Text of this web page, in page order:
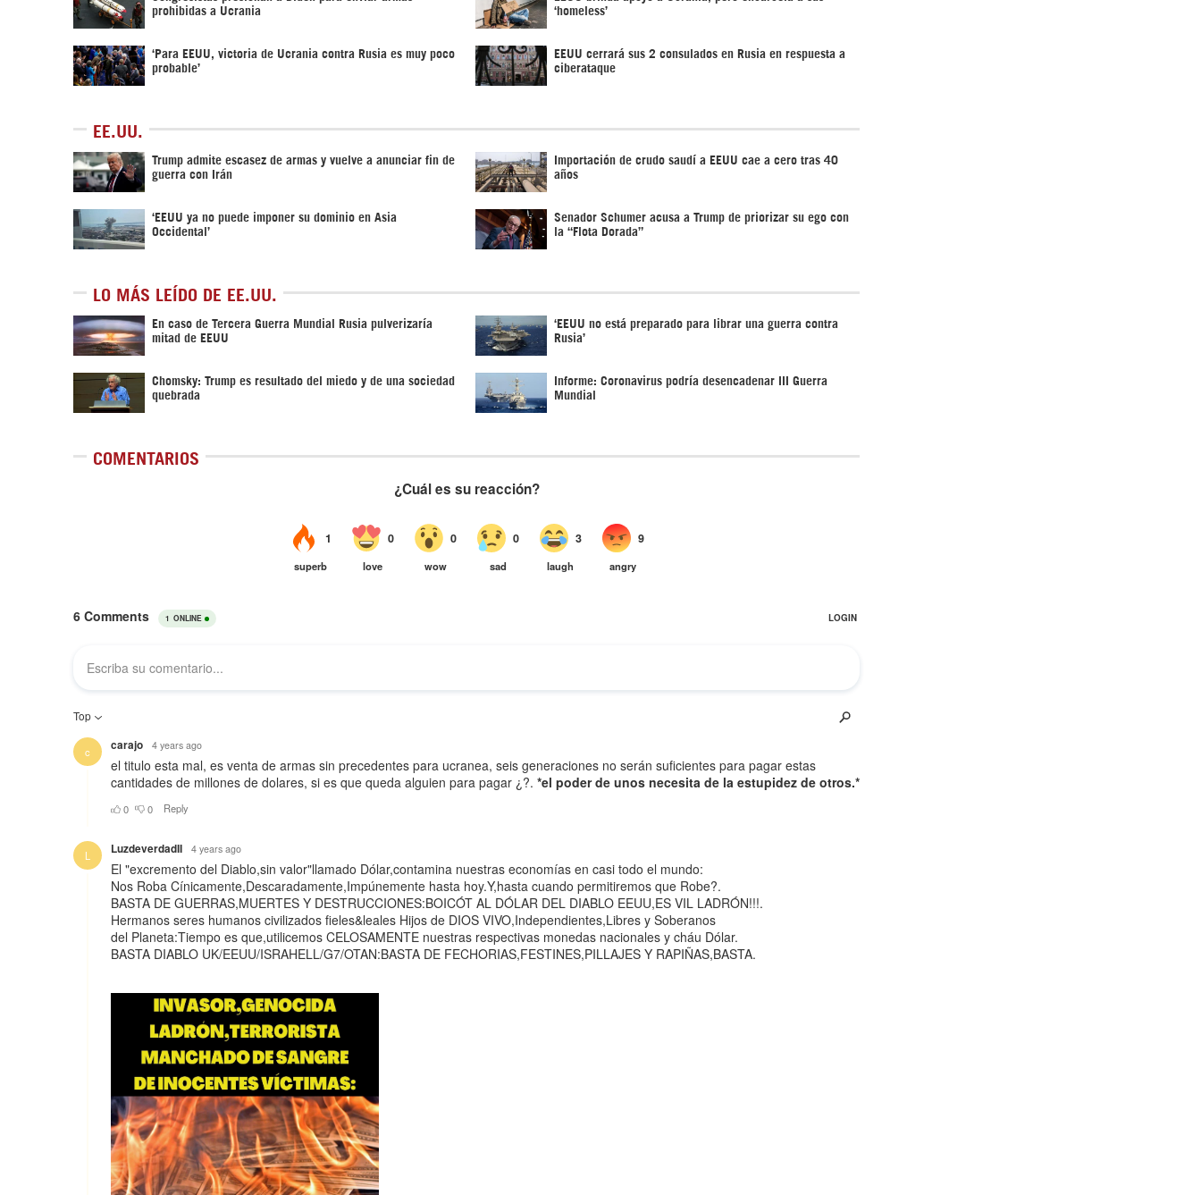
prohibidas a Ucrania ‘homeless’
‘Para EEUU, victoria de Ucrania contra Rusia es muy poco
probable’
EEUU cerrará sus 2 consulados en Rusia en respuesta a
ciberataque
EE.UU.
Trump admite escasez de armas y vuelve a anunciar fin de
guerra con Irán
Importación de crudo saudí a EEUU cae a cero tras 40
años
‘EEUU ya no puede imponer su dominio en Asia
Occidental’
Senador Schumer acusa a Trump de priorizar su ego con
la “Flota Dorada”
LO MÁS LEÍDO DE EE.UU.
En caso de Tercera Guerra Mundial Rusia pulverizaría
mitad de EEUU
‘EEUU no está preparado para librar una guerra contra
Rusia’
Chomsky: Trump es resultado del miedo y de una sociedad
quebrada
Informe: Coronavirus podría desencadenar III Guerra
Mundial
COMENTARIOS